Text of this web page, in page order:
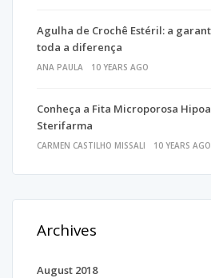
Agulha de Crochê Estéril: a
toda a diferença
ANA PAULA 10 YEARS AGO
Conheça a Fita Microporosa
Sterifarma
CARMEN CASTILHO MISSALI 10 YEARS AGO
Archives
August 2018